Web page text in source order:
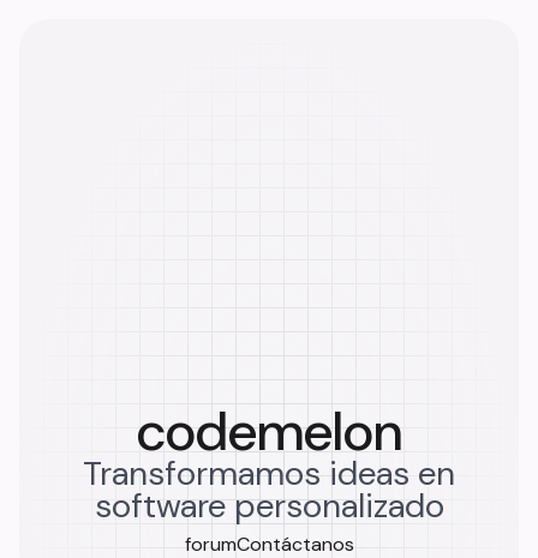
codemelon
Transformamos ideas en
software personalizado
forumContáctanos